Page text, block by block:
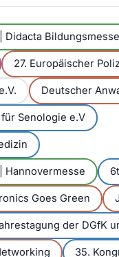
Bildungsmesse
27. Europäischer
Deutscher
Senologie e.V
Hannovermesse
Goes Green
der DGfK
35.